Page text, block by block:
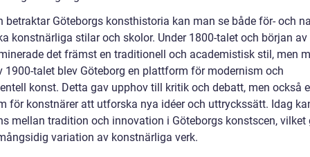
betraktar Göteborgs konsthistoria kan man se både för- och
konstnärliga stilar och skolor. Under 1800-talet och början av
det främst en traditionell och academistisk stil, men
1900-talet blev Göteborg en plattform för modernism och
konst. Detta gav upphov till kritik och debatt, men också
för konstnärer att utforska nya idéer och uttryckssätt. Idag
mellan tradition och innovation i Göteborgs konstscen, vilket
variation av konstnärliga verk.